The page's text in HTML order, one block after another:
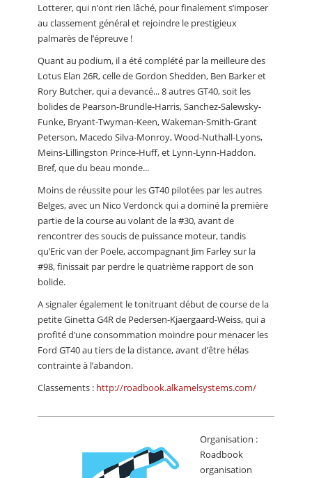
Lotterer, qui n’ont rien lâché, pour finalement s’imposer
au classement général et rejoindre le prestigieux
palmarès de l’épreuve !
Quant au podium, il a été complété par la meilleure des
Lotus Elan 26R, celle de Gordon Shedden, Ben Barker et
Rory Butcher, qui a devancé... 8 autres GT40, soit les
bolides de Pearson-Brundle-Harris, Sanchez-Salewsky-
Funke, Bryant-Twyman-Keen, Wakeman-Smith-Grant
Peterson, Macedo Silva-Monroy, Wood-Nuthall-Lyons,
Meins-Lillingston Prince-Huff, et Lynn-Lynn-Haddon.
Bref, que du beau monde...
Moins de réussite pour les GT40 pilotées par les autres
Belges, avec un Nico Verdonck qui a dominé la première
partie de la course au volant de la #30, avant de
rencontrer des soucis de puissance moteur, tandis
qu’Eric van der Poele, accompagnant Jim Farley sur la
#98, finissait par perdre le quatrième rapport de son
bolide.
A signaler également le tonitruant début de course de la
petite Ginetta G4R de Pedersen-Kjaergaard-Weiss, qui a
profité d’une consommation moindre pour menacer les
Ford GT40 au tiers de la distance, avant d’être hélas
contrainte à l’abandon.
Classements : http://roadbook.alkamelsystems.com/
Organisation :
Roadbook
organisation